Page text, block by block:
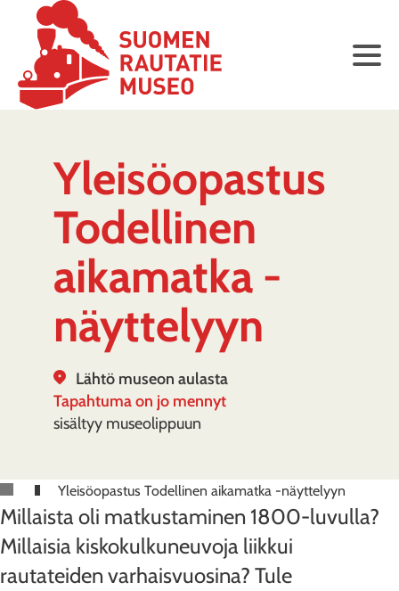
Yleisöopastus
Todellinen
aikamatka -
näyttelyyn
Lähtö museon aulasta
Tapahtuma on jo mennyt
sisältyy museolippuun
Yleisöopastus Todellinen aikamatka -näyttelyyn
Millaista oli matkustaminen 1800-luvulla?
Millaisia kiskokulkuneuvoja liikkui
rautateiden varhaisvuosina? Tule